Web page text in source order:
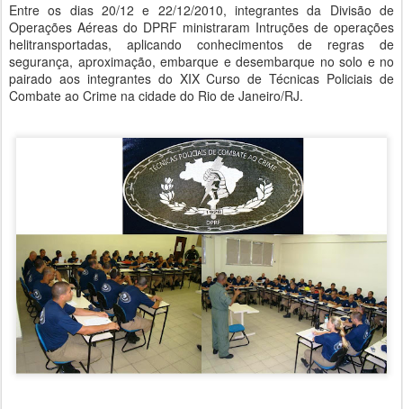
Entre os dias 20/12 e 22/12/2010, integrantes da Divisão de
Operações Aéreas do DPRF ministraram Intruções de operações
helitransportadas, aplicando conhecimentos de regras de
segurança, aproximação, embarque e desembarque no solo e no
pairado aos integrantes do XIX Curso de Técnicas Policiais de
Combate ao Crime na cidade do Rio de Janeiro/RJ.